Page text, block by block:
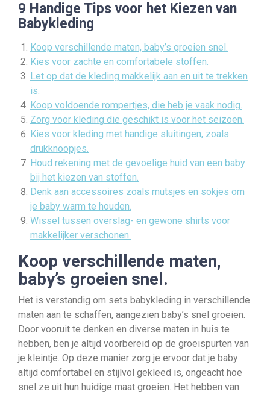
9 Handige Tips voor het Kiezen van
Babykleding
Koop verschillende maten, baby’s groeien snel.
Kies voor zachte en comfortabele stoffen.
Let op dat de kleding makkelijk aan en uit te trekken
is.
Koop voldoende rompertjes, die heb je vaak nodig.
Zorg voor kleding die geschikt is voor het seizoen.
Kies voor kleding met handige sluitingen, zoals
drukknoopjes.
Houd rekening met de gevoelige huid van een baby
bij het kiezen van stoffen.
Denk aan accessoires zoals mutsjes en sokjes om
je baby warm te houden.
Wissel tussen overslag- en gewone shirts voor
makkelijker verschonen.
Koop verschillende maten,
baby’s groeien snel.
Het is verstandig om sets babykleding in verschillende
maten aan te schaffen, aangezien baby’s snel groeien.
Door vooruit te denken en diverse maten in huis te
hebben, ben je altijd voorbereid op de groeispurten van
je kleintje. Op deze manier zorg je ervoor dat je baby
altijd comfortabel en stijlvol gekleed is, ongeacht hoe
snel ze uit hun huidige maat groeien. Het hebben van